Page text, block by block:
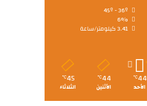
6%
3.41 كيلومتر/ساعة
44
℃
الأحد
44
℃
الأثنين
45
℃
الثلاثاء